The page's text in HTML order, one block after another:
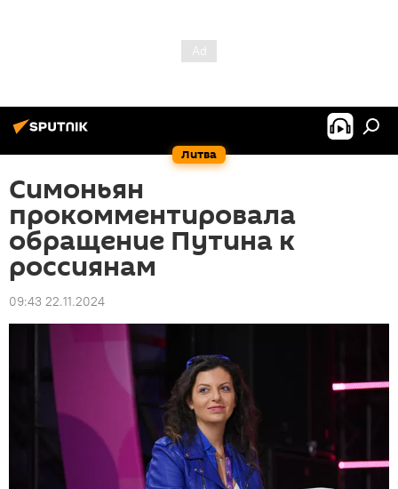
Литва
Симоньян
прокомментировала
обращение Путина к
россиянам
09:43 22.11.2024